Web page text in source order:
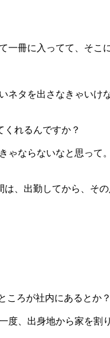
冊に入ってて、そこ
タを出さなきゃい
れるんですか？
ならないなと思っ
、出勤してから、その
ころが社内にあるとか？
度、出身地から家を割